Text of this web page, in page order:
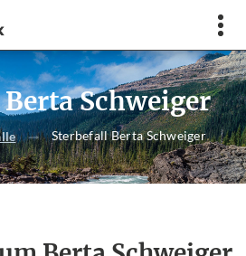
Schweiger
Sterbefall Berta Schweiger